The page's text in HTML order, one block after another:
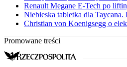
Renault Megane E-Tech po
Niebieska tabletka dla
Christian von Koenigsegg o
Promowane treści